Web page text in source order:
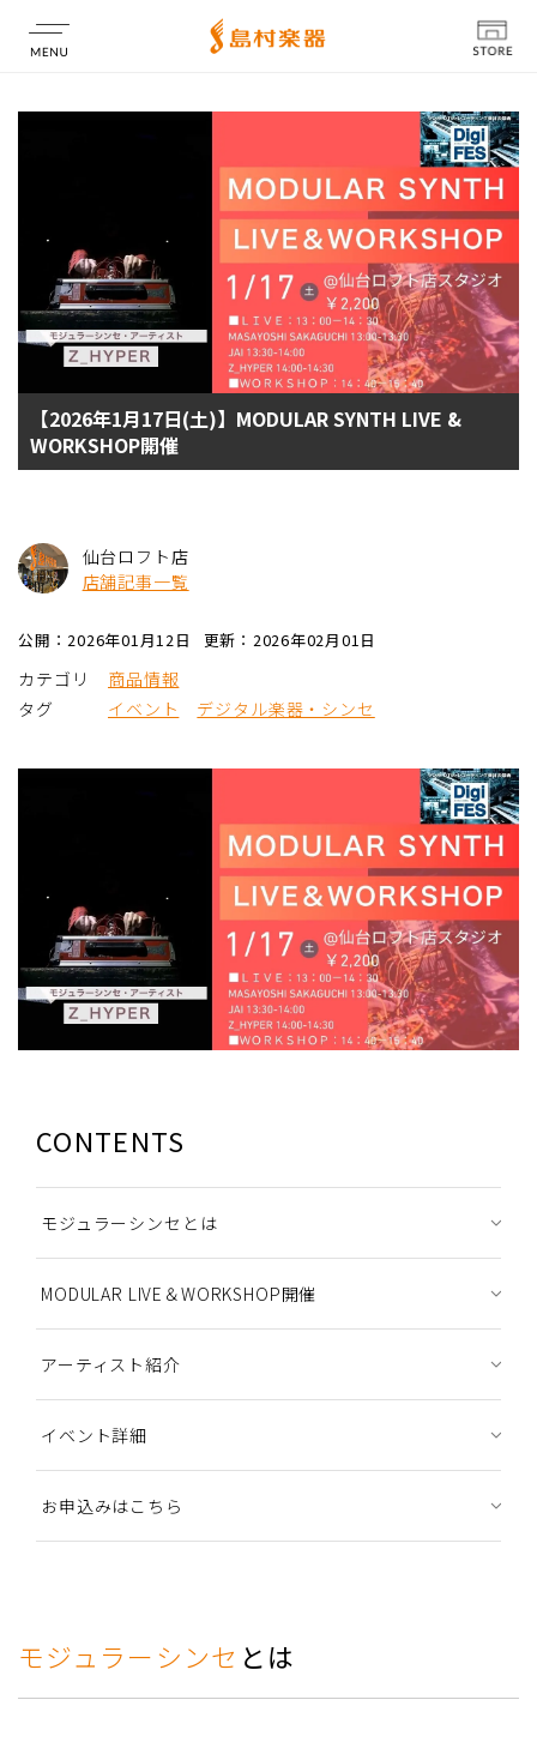
店舗情報
【2026年1月17日(土)】MODULAR SYNTH LIVE &
WORKSHOP開催
仙台ロフト店
店舗記事一覧
公開：2026年01月12日 更新：2026年02月01日
カテゴリ
商品情報
タグ
イベント デジタル楽器・シンセ
CONTENTS
モジュラーシンセとは
MODULAR LIVE＆WORKSHOP開催
アーティスト紹介
イベント詳細
お申込みはこちら
モジュラーシンセ とは